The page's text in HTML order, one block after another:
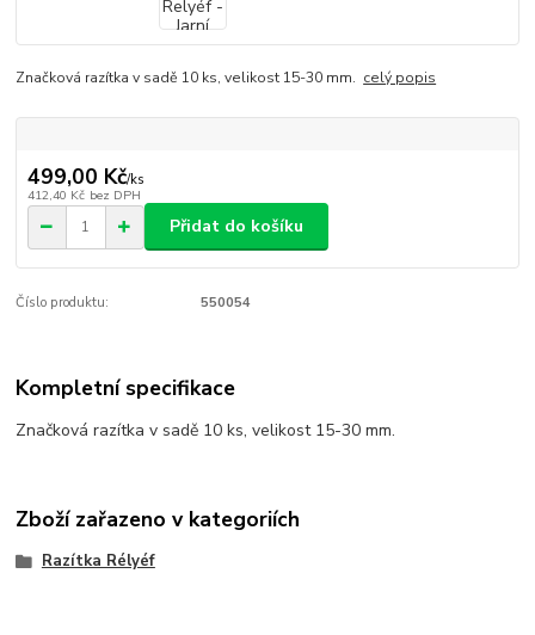
Značková razítka v sadě 10 ks, velikost 15-30 mm. celý popis
499,00 Kč/ks
412,40 Kč bez DPH
Přidat do košíku
Číslo produktu: 550054
Kompletní specifikace
Značková razítka v sadě 10 ks, velikost 15-30 mm.
Zboží zařazeno v kategoriích
Razítka Rélyéf